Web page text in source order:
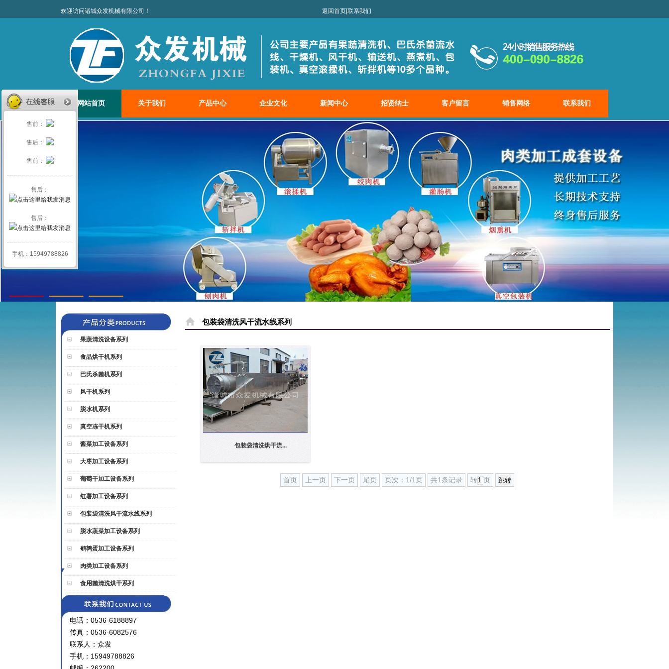
售前：
售后：
售前：
售后：
售后：
手机：15949788826
欢迎访问诸城众发机械有限公司！ 返回首页 联系我们
网站首页 关于我们 产品中心 企业文化 新闻中心 招贤纳士 客户留言 销售网络 联系我们
1 2 3
果蔬清洗设备系列
食品烘干机系列
巴氏杀菌机系列
风干机系列
脱水机系列
真空冻干机系列
酱菜加工设备系列
大枣加工设备系列
葡萄干加工设备系列
红薯加工设备系列
包装袋清洗风干流水线系列
脱水蔬菜加工设备系列
鹌鹑蛋加工设备系列
肉类加工设备系列
食用菌清洗烘干系列
电话：0536-6188897
传真：0536-6082576
联系人：众发
手机：15949788826
包装袋清洗风干流水线系列
包装袋清洗烘干流...
首页 上一页 下一页 尾页 页次：1/1页 共1条记录 转 页